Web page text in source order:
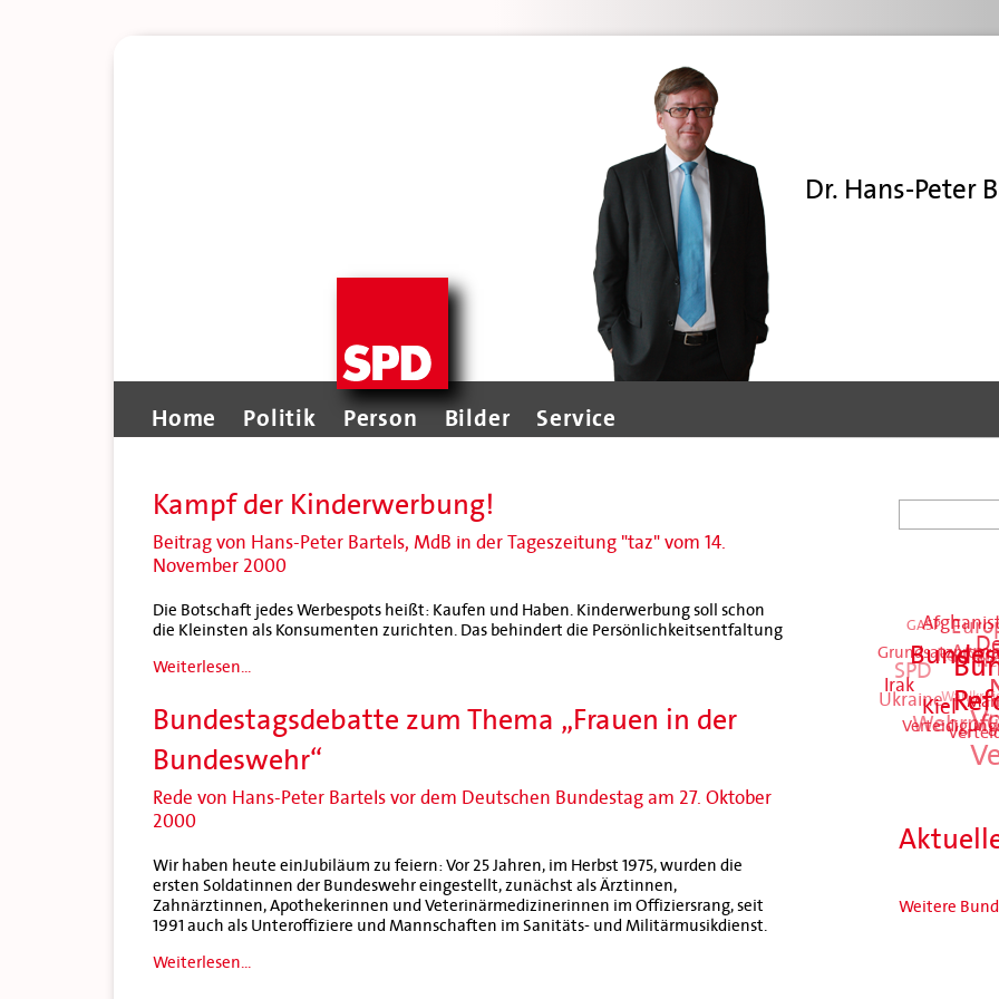
Dr. Hans-Peter
Home Politik Person Bilder Service
Kampf der Kinderwerbung!
Beitrag von Hans-Peter Bartels, MdB in der Tageszeitung "taz" vom 14.
November 2000
Die Botschaft jedes Werbespots heißt: Kaufen und Haben. Kinderwerbung soll schon
die Kleinsten als Konsumenten zurichten. Das behindert die Persönlichkeitsentfaltung
Weiterlesen...
Bundestagsdebatte zum Thema „Frauen in der
Bundeswehr“
Rede von Hans-Peter Bartels vor dem Deutschen Bundestag am 27. Oktober
2000
Wir haben heute einJubiläum zu feiern: Vor 25 Jahren, im Herbst 1975, wurden die
ersten Soldatinnen der Bundeswehr eingestellt, zunächst als Ärztinnen,
Zahnärztinnen, Apothekerinnen und Veterinärmedizinerinnen im Offiziersrang, seit
1991 auch als Unteroffiziere und Mannschaften im Sanitäts- und Militärmusikdienst.
Weiterlesen...
GASP
Irak
Kiel
SPD
Ukraine
Weitere